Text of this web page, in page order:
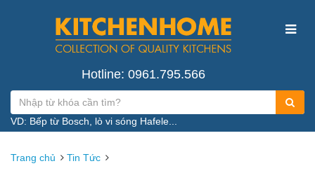
Hotline: 0961.795.566
VD: Bếp từ Bosch, lò vi sóng Hafele...
Trang chủ Tin Tức